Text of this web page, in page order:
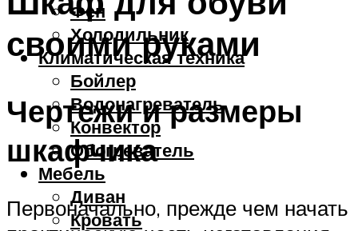
Фен
Холодильник
Климатическая техника
Бойлер
Водонагреватель
Конвектор
Обогреватель
Мебель
Диван
Кровать
своими руками
Чертежи и размеры
шкафчика
Первоначально, прежде чем начать